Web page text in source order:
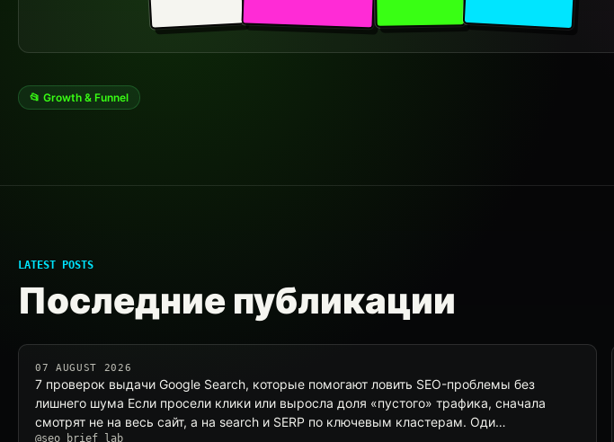
📂 Growth & Funnel
LATEST POSTS
Последние публикации
07 AUGUST 2026
7 проверок выдачи Google Search, которые помогают ловить SEO-проблемы без
лишнего шума Если просели клики или выросла доля «пустого» трафика, сначала
смотрят не на весь сайт, а на search и SERP по ключевым кластерам. Оди…
@seo_brief_lab